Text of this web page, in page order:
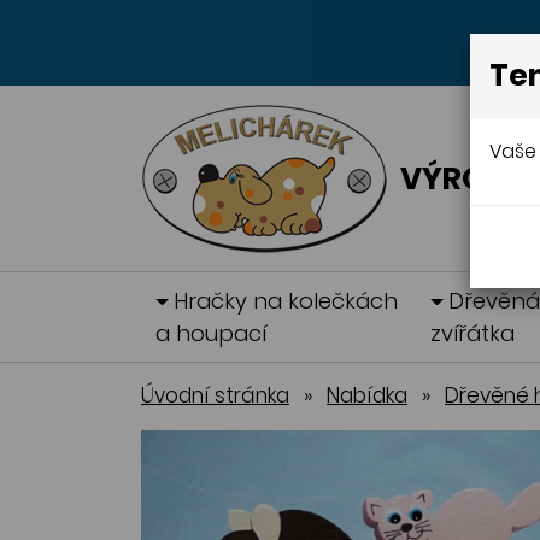
VÝROBA
Hračky na kolečkách
a houpací
Dřevěná
zvířátka
Úvodní stránka » Nabídka » Dřevěné